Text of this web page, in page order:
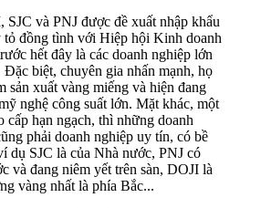
và PNJ được đề xuất nhập khẩu
tỏ đồng tình với Hiệp hội Kinh doanh
hết đây là các doanh nghiệp lớn
biệt, chuyên gia nhấn mạnh, họ
sản xuất vàng miếng và hiện đang
nghệ công suất lớn. Mặt khác, một
cấp hạn ngạch, thì những doanh
phải doanh nghiệp uy tín, có bề
dụ SJC là của Nhà nước, PNJ có
và đang niêm yết trên sàn, DOJI là
vàng nhất là phía Bắc...